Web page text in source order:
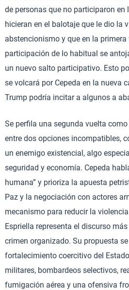
de personas que no participaron en
hicieran en el balotaje que le dio la
abstencionismo y que en la
participación de lo habitual se
un nuevo salto participativo. Esto
se volcará por Cepeda en la nueva
Trump podría incitar a algunos a
Se perfila una segunda vuelta
entre dos opciones incompatibles,
un enemigo existencial, algo
seguridad y economía. Cepeda
humana” y prioriza la apuesta
Paz y la negociación con actores
mecanismo para reducir la
Espriella representa el discurso
crimen organizado. Su propuesta
fortalecimiento coercitivo del
militares, bombardeos selectivos,
fumigación aérea y una ofensiva